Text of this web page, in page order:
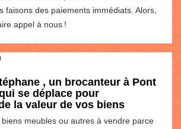
faisons des paiements immédiats. Alors,
appel à nous !
, un brocanteur à Pont
se déplace pour
la valeur de vos biens
meubles ou autres à vendre parce